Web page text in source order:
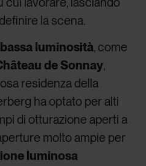
la scena.
bassa luminosità, come
de Sonnay,
residenza della
ha optato per alti
di otturazione aperti a
molto ampie per
luminosa